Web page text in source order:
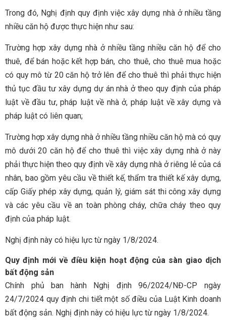
Trong đó, Nghị định quy định việc xây dựng nhà ở nhiều tầng
nhiều căn hộ được thực hiện như sau:
Trường hợp xây dựng nhà ở nhiều tầng nhiều căn hộ để cho
thuê, để bán hoặc kết hợp bán, cho thuê, cho thuê mua hoặc
có quy mô từ 20 căn hộ trở lên để cho thuê thì phải thực hiện
thủ tục đầu tư xây dựng dự án nhà ở theo quy định của pháp
luật về đầu tư, pháp luật về nhà ở, pháp luật về xây dựng và
pháp luật có liên quan;
Trường hợp xây dựng nhà ở nhiều tầng nhiều căn hộ mà có quy
mô dưới 20 căn hộ để cho thuê thì việc xây dựng nhà ở này
phải thực hiện theo quy định về xây dựng nhà ở riêng lẻ của cá
nhân, bao gồm yêu cầu về thiết kế, thẩm tra thiết kế xây dựng,
cấp Giấy phép xây dựng, quản lý, giám sát thi công xây dựng
và các yêu cầu về an toàn phòng cháy, chữa cháy theo quy
định của pháp luật.
Nghị định này có hiệu lực từ ngày 1/8/2024.
Quy định mới về điều kiện hoạt động của sàn giao dịch
bất động sản
Chính phủ ban hành Nghị định 96/2024/NĐ-CP ngày
24/7/2024 quy định chi tiết một số điều của Luật Kinh doanh
bất động sản. Nghị định này có hiệu lực từ ngày 1/8/2024.